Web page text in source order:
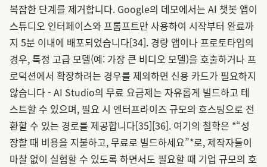
복잡한 단계를 제거합니다. Google의 데모에서는 AI 챗봇 앱이
스튜디오 인터페이스와 프롬프트만 사용하여 시작부터 완료까
지 5분 이내에 배포되었습니다[34]. 경량 앱이나 프로토타입의
경우, 특정 고급 모델(예: 가장 큰 비디오 모델)을 호출하거나 프
로덕션에서 확장하려는 경우를 제외하면 신용 카드가 필요하지
않습니다 - AI Studio의 무료 요금제는 자유롭게 빌드하고 테
스트할 수 있으며, 필요 시 엔터프라이즈 규모의 호스팅으로 전
환할 수 있는 경로를 제공합니다[35][36]. 여기의 철학은 *“성
장할 때 비용을 지불하고, 무료로 빌드하세요”*로, 제작자들이
마찰 없이 실험할 수 있도록 하면서도 필요할 때 기업 규모의 호